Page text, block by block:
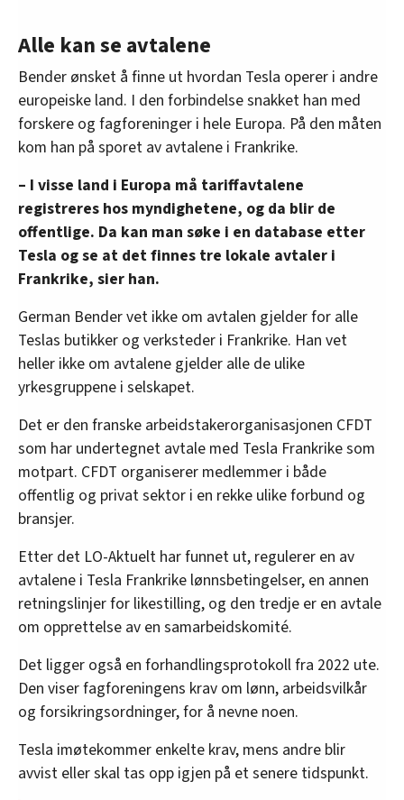
det heter på svensk) som sikrer minstelønn,
bedre pensjon og forsikringer. Det har Tesla sagt
nei til.
Det har vært møter mellom TM Sweden AB
(Tesla Sverige) og IF Metall som ikke har ført
fram.
IF Metall ville først ikke oppgi hvor mange som
gikk ut i streik i fjor.
LO-Aktuelt får oppgitt fra forbundet at 53 IF
Sverige er i streik i dag.
Alle kan se avtalene
Bender ønsket å finne ut hvordan Tesla operer i andre
europeiske land. I den forbindelse snakket han med
forskere og fagforeninger i hele Europa. På den måten
kom han på sporet av avtalene i Frankrike.
– I visse land i Europa må tariffavtalene
registreres hos myndighetene, og da blir de
offentlige. Da kan man søke i en database etter
Tesla og se at det finnes tre lokale avtaler i
Frankrike, sier han.
German Bender vet ikke om avtalen gjelder for alle
Teslas butikker og verksteder i Frankrike. Han vet
heller ikke om avtalene gjelder alle de ulike
yrkesgruppene i selskapet.
Det er den franske arbeidstakerorganisasjonen CFDT
som har undertegnet avtale med Tesla Frankrike som
motpart. CFDT organiserer medlemmer i både
offentlig og privat sektor i en rekke ulike forbund og
bransjer.
Etter det LO-Aktuelt har funnet ut, regulerer en av
avtalene i Tesla Frankrike lønnsbetingelser, en annen
retningslinjer for likestilling, og den tredje er en avtale
om opprettelse av en samarbeidskomité.
Det ligger også en forhandlingsprotokoll fra 2022 ute.
Den viser fagforeningens krav om lønn, arbeidsvilkår
og forsikringsordninger, for å nevne noen.
Tesla imøtekommer enkelte krav, mens andre blir
avvist eller skal tas opp igjen på et senere tidspunkt.